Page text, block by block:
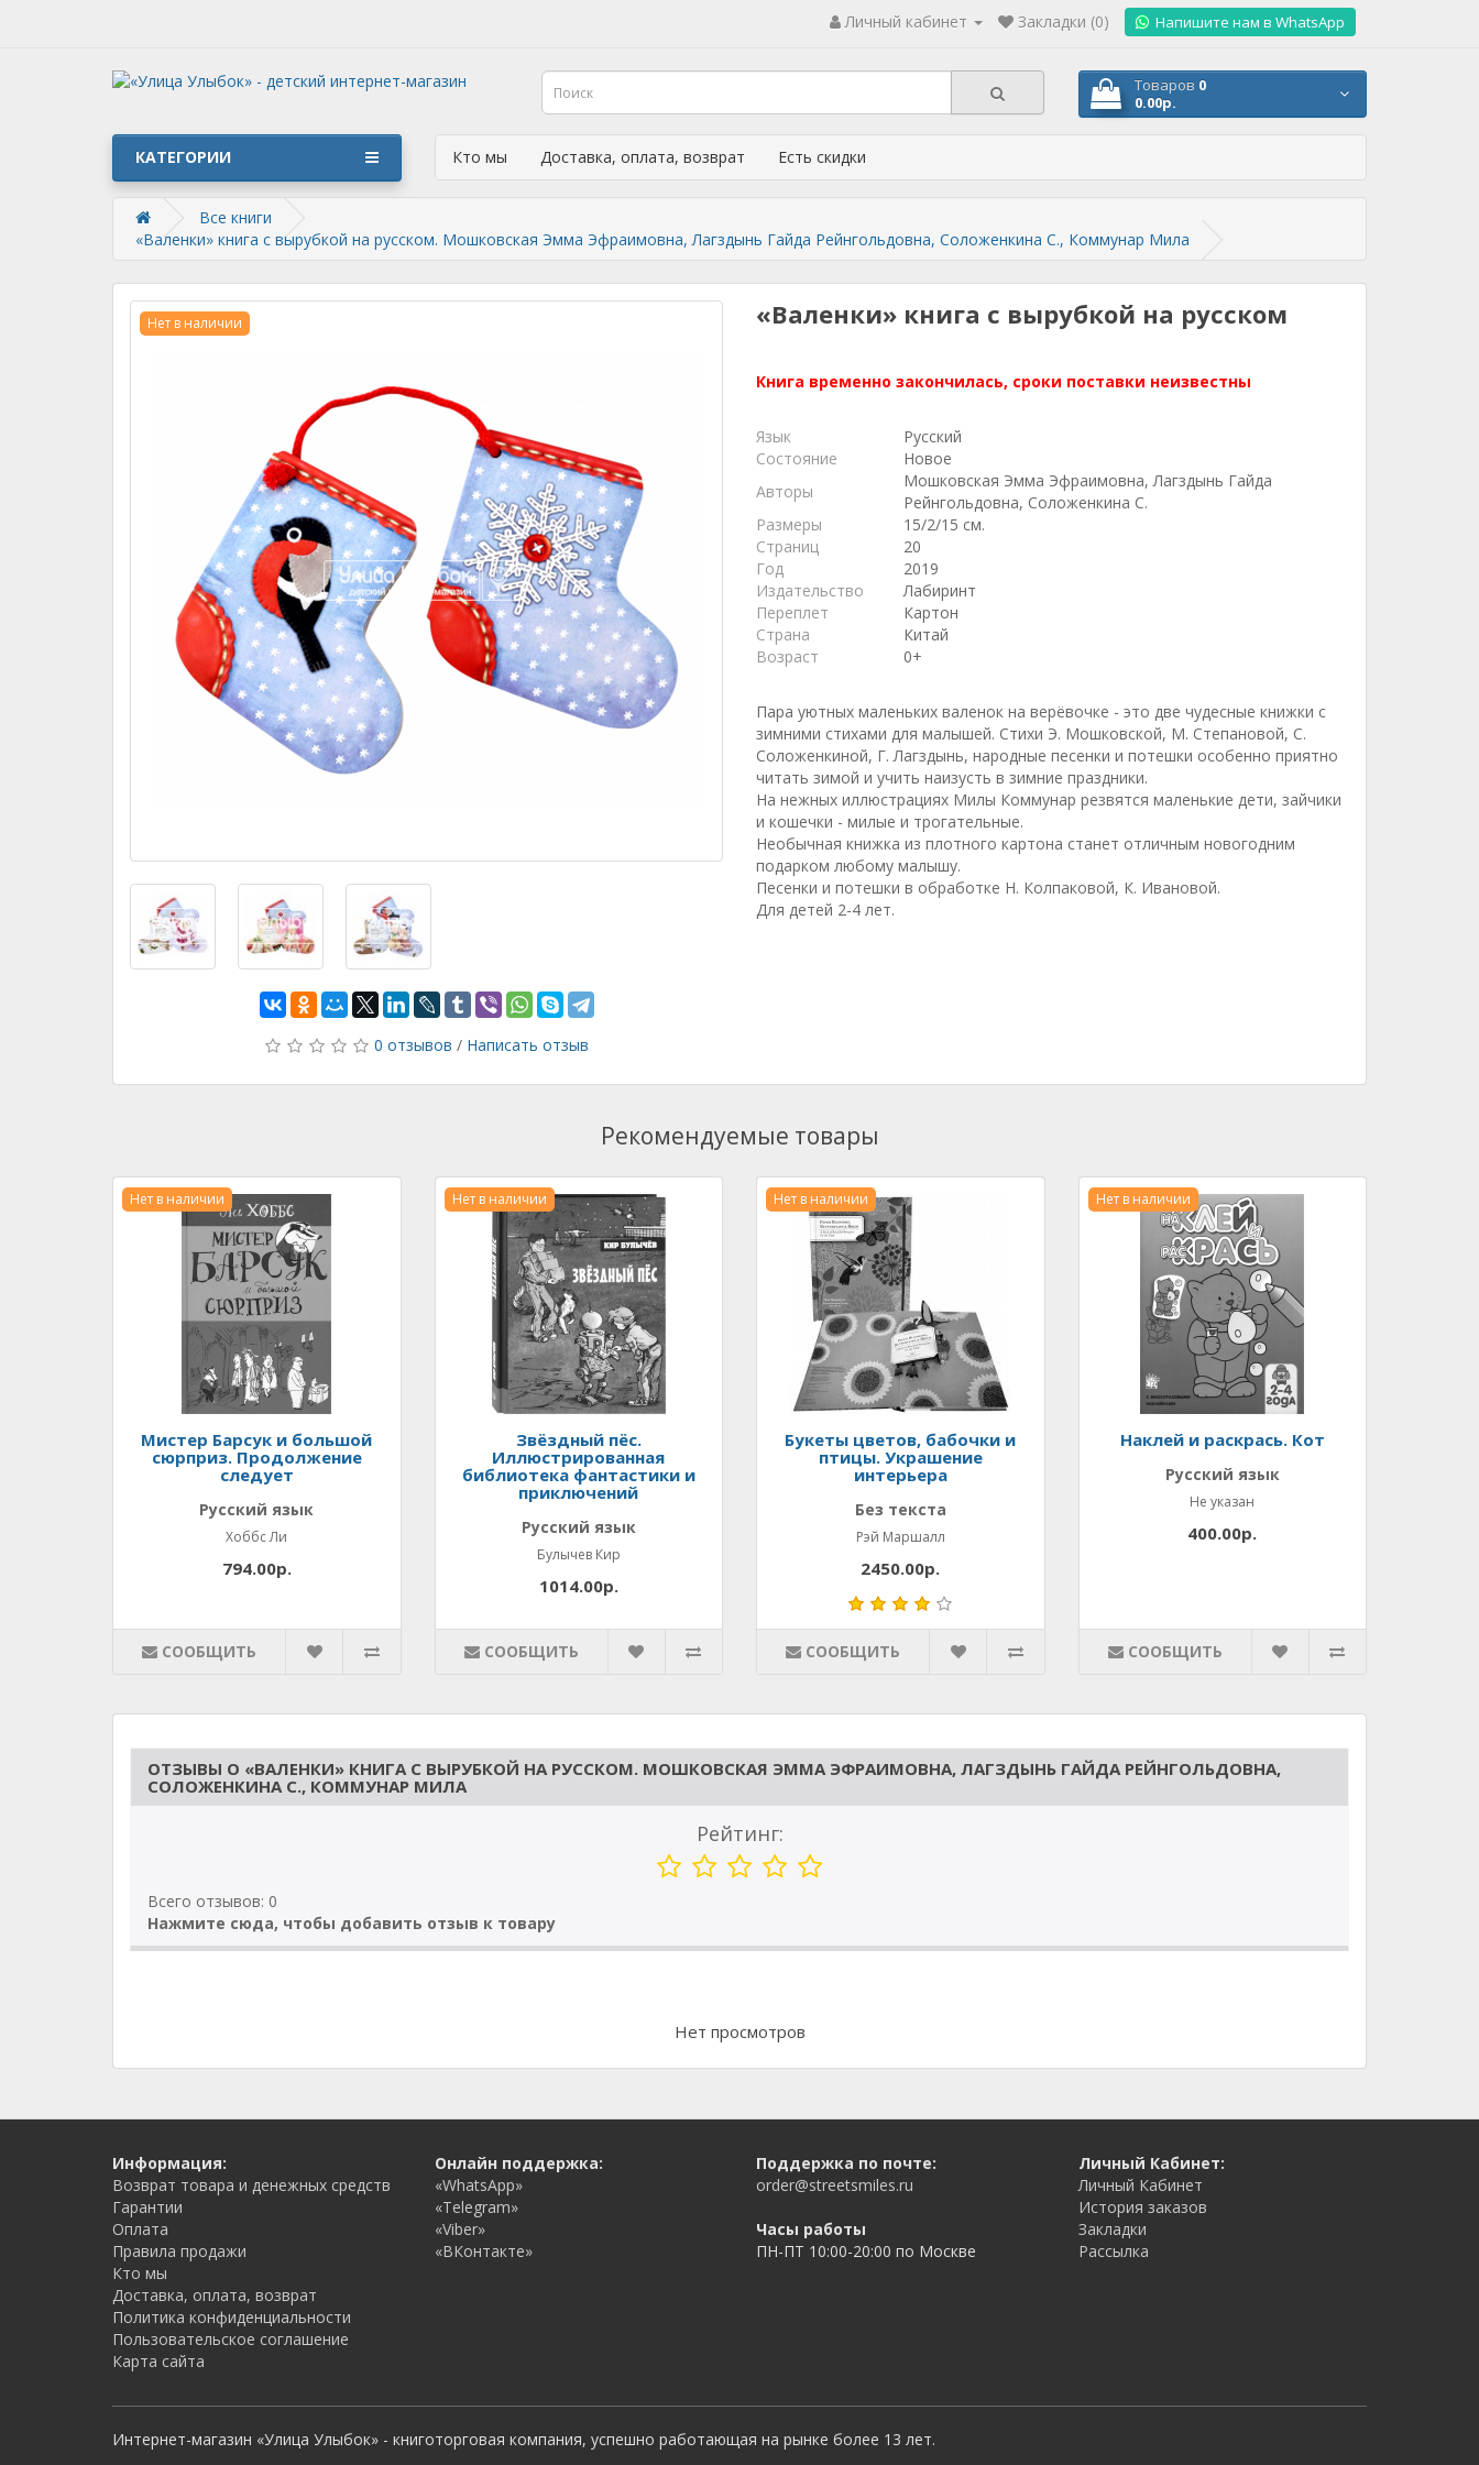
Личный кабинет Закладки (0) Напишите нам в WhatsApp
Товаров 0
0.00р.
КАТЕГОРИИ Кто мы Доставка, оплата, возврат Есть скидки
Все книги
«Валенки» книга с вырубкой на русском. Мошковская Эмма Эфраимовна, Лагздынь Гайда Рейнгольдовна, Соложенкина С., Коммунар Мила
Нет в наличии
0 отзывов / Написать отзыв
«Валенки» книга с вырубкой на русском
Книга временно закончилась, сроки поставки неизвестны
Язык
Русский
Состояние
Новое
Авторы
Мошковская Эмма Эфраимовна, Лагздынь Гайда
Рейнгольдовна, Соложенкина С.
Размеры
15/2/15 см.
Страниц
20
Год
2019
Издательство
Лабиринт
Переплет
Картон
Страна
Китай
Возраст
0+
Пара уютных маленьких валенок на верёвочке - это две чудесные книжки с
зимними стихами для малышей. Стихи Э. Мошковской, М. Степановой, С.
Соложенкиной, Г. Лагздынь, народные песенки и потешки особенно приятно
читать зимой и учить наизусть в зимние праздники.
На нежных иллюстрациях Милы Коммунар резвятся маленькие дети, зайчики
и кошечки - милые и трогательные.
Необычная книжка из плотного картона станет отличным новогодним
подарком любому малышу.
Песенки и потешки в обработке Н. Колпаковой, К. Ивановой.
Для детей 2-4 лет.
Рекомендуемые товары
Нет в наличии
Мистер Барсук и большой
сюрприз. Продолжение
следует
Русский язык
Хоббс Ли
794.00р.
СООБЩИТЬ
Нет в наличии
Звёздный пёс.
Иллюстрированная
библиотека фантастики и
приключений
Русский язык
Булычев Кир
1014.00р.
СООБЩИТЬ
Нет в наличии
Букеты цветов, бабочки и
птицы. Украшение
интерьера
Без текста
Рэй Маршалл
2450.00р.
СООБЩИТЬ
Нет в наличии
Наклей и раскрась. Кот
Русский язык
Не указан
400.00р.
СООБЩИТЬ
ОТЗЫВЫ О «ВАЛЕНКИ» КНИГА С ВЫРУБКОЙ НА РУССКОМ. МОШКОВСКАЯ ЭММА ЭФРАИМОВНА, ЛАГЗДЫНЬ ГАЙДА РЕЙНГОЛЬДОВНА,
СОЛОЖЕНКИНА С., КОММУНАР МИЛА
Рейтинг:
Всего отзывов: 0
Нажмите сюда, чтобы добавить отзыв к товару
Нет просмотров
Информация:
Возврат товара и денежных средств
Гарантии
Оплата
Правила продажи
Кто мы
Доставка, оплата, возврат
Политика конфиденциальности
Пользовательское соглашение
Карта сайта
Онлайн поддержка:
«WhatsApp»
«Telegram»
«Viber»
«ВКонтакте»
Поддержка по почте:
order@streetsmiles.ru
Часы работы
ПН-ПТ 10:00-20:00 по Москве
Личный Кабинет:
Личный Кабинет
История заказов
Закладки
Рассылка
Интернет-магазин «Улица Улыбок» - книготорговая компания, успешно работающая на рынке более 13 лет.